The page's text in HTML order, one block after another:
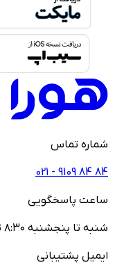
تماس
021 - ‎9109‎ ‎84‎
پاسخگویی
تا پنجشنبه ۸:۳۰ تا ۱۷ - جمعه ۹ تا ۱۶
پشتیبانی